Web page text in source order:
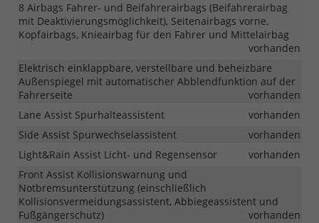
8 Airbags Fahrer- und Beifahrerairbags (Beifahrerairbag
mit Deaktivierungsmöglichkeit), Seitenairbags vorne,
Kopfairbags, Knieairbag für den Fahrer und Mittelairbag
vorhanden
Elektrisch einklappbare, verstellbare und beheizbare
Außenspiegel mit automatischer Abblendfunktion auf der
Fahrerseite
vorhanden
Lane Assist Spurhalteassistent
vorhanden
Side Assist Spurwechselassistent
vorhanden
Light&Rain Assist Licht- und Regensensor
vorhanden
Front Assist Kollisionswarnung und
Notbremsunterstützung (einschließlich
Kollisionsvermeidungsassistent, Abbiegeassistent und
Fußgängerschutz)
vorhanden